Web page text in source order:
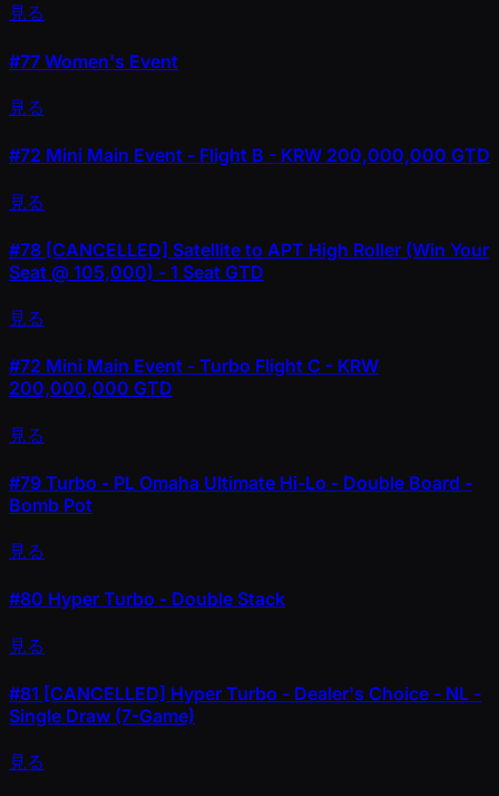
見る
#77 Women's Event
見る
#72 Mini Main Event - Flight B - KRW 200,000,000 GTD
見る
#78 [CANCELLED] Satellite to APT High Roller (Win Your
Seat @ 105,000) - 1 Seat GTD
見る
#72 Mini Main Event - Turbo Flight C - KRW
200,000,000 GTD
見る
#79 Turbo - PL Omaha Ultimate Hi-Lo - Double Board -
Bomb Pot
見る
#80 Hyper Turbo - Double Stack
見る
#81 [CANCELLED] Hyper Turbo - Dealer's Choice - NL -
Single Draw (7-Game)
見る